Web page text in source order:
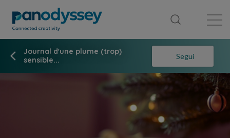
Journal d'une plume (trop)
sensible...
Segui